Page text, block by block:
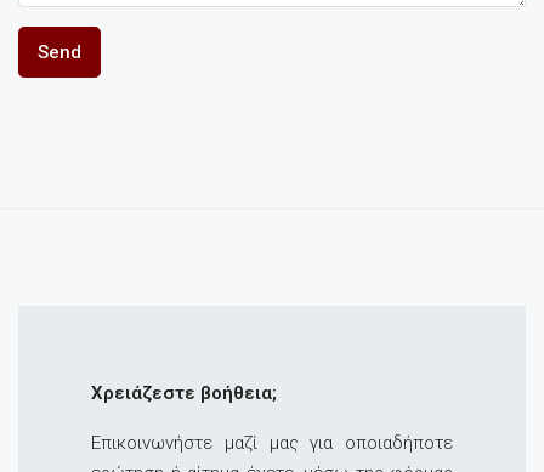
Χρειάζεστε βοήθεια;
Επικοινωνήστε μαζί μας για οποιαδήποτε